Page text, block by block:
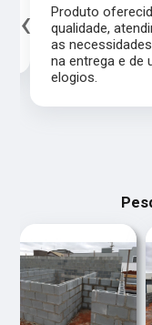
Produto
qualidade,
as
na entrega e de
elogios.
‹
‹